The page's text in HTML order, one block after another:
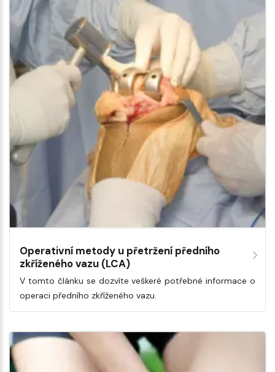
Operativní metody u přetržení předního
zkříženého vazu (LCA)
V tomto článku se dozvíte veškeré potřebné informace o
operaci předního zkříženého vazu.